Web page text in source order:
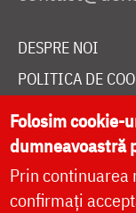
DESPRE NOI
POLITICA DE
DONEAZĂ
LIVE
Folosim
dumneavoastră
Prin continuarea
confirmați